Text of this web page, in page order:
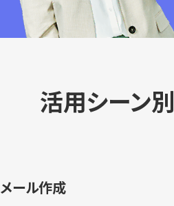
活用シーン
メール作成